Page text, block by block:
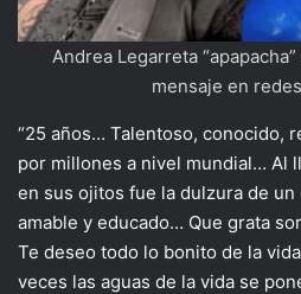
Andrea Legarreta
mensaje en
“25 años… Talentoso, conocido,
por millones a nivel mundial… Al
en sus ojitos fue la dulzura de
amable y educado… Que grata
Te deseo todo lo bonito de la
veces las aguas de la vida se